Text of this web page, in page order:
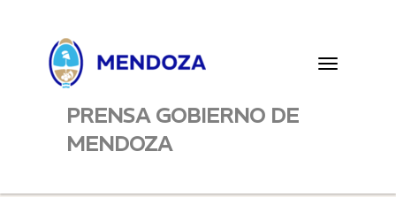
Toggle
PRENSA GOBIERNO DE
MENDOZA